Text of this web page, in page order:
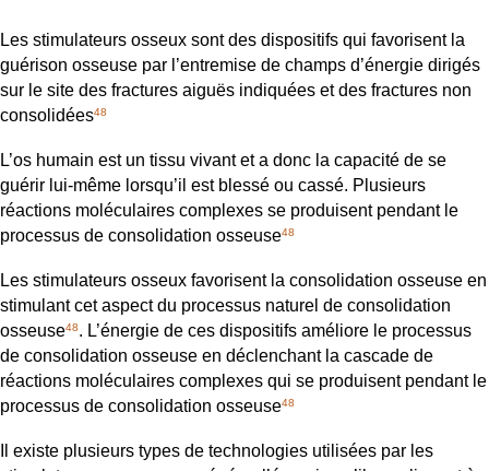
Les stimulateurs osseux sont des dispositifs qui favorisent la
guérison osseuse par l’entremise de champs d’énergie dirigés
sur le site des fractures aiguës indiquées et des fractures non
consolidées48
L’os humain est un tissu vivant et a donc la capacité de se
guérir lui-même lorsqu’il est blessé ou cassé. Plusieurs
réactions moléculaires complexes se produisent pendant le
processus de consolidation osseuse48
Les stimulateurs osseux favorisent la consolidation osseuse en
stimulant cet aspect du processus naturel de consolidation
osseuse48. L’énergie de ces dispositifs améliore le processus
de consolidation osseuse en déclenchant la cascade de
réactions moléculaires complexes qui se produisent pendant le
processus de consolidation osseuse48
Il existe plusieurs types de technologies utilisées par les